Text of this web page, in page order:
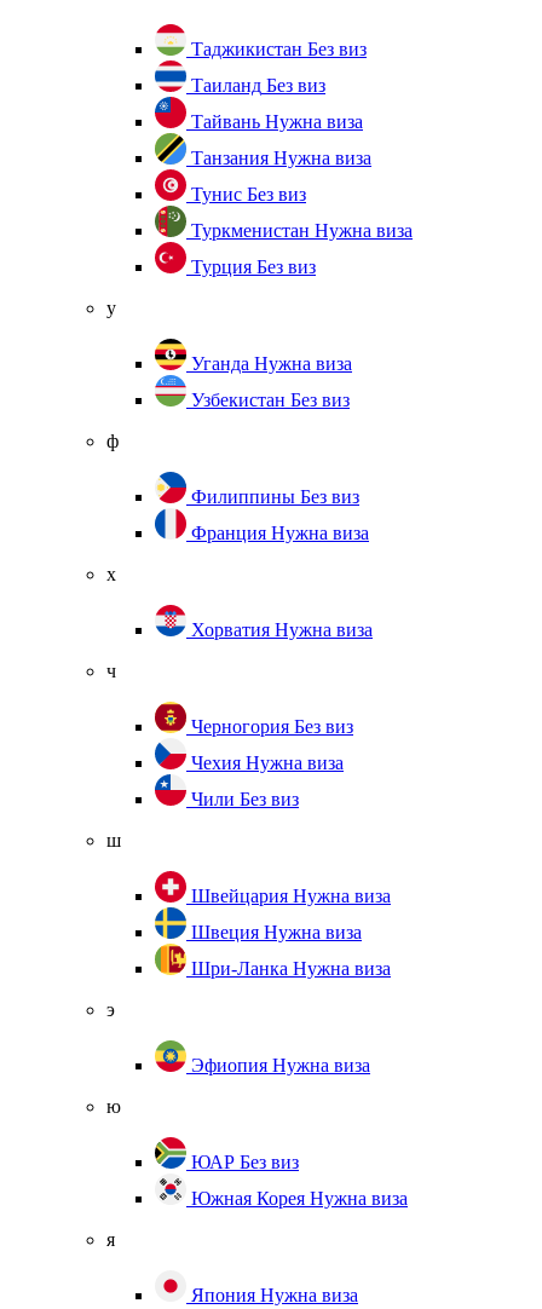
Таджикистан Без виз
Таиланд Без виз
Тайвань Нужна виза
Танзания Нужна виза
Тунис Без виз
Туркменистан Нужна виза
Турция Без виз
у
Уганда Нужна виза
Узбекистан Без виз
ф
Филиппины Без виз
Франция Нужна виза
х
Хорватия Нужна виза
ч
Черногория Без виз
Чехия Нужна виза
Чили Без виз
ш
Швейцария Нужна виза
Швеция Нужна виза
Шри-Ланка Нужна виза
э
Эфиопия Нужна виза
ю
ЮАР Без виз
Южная Корея Нужна виза
я
Япония Нужна виза